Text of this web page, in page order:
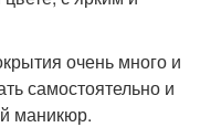
очень много и
самостоятельно и
маникюр.